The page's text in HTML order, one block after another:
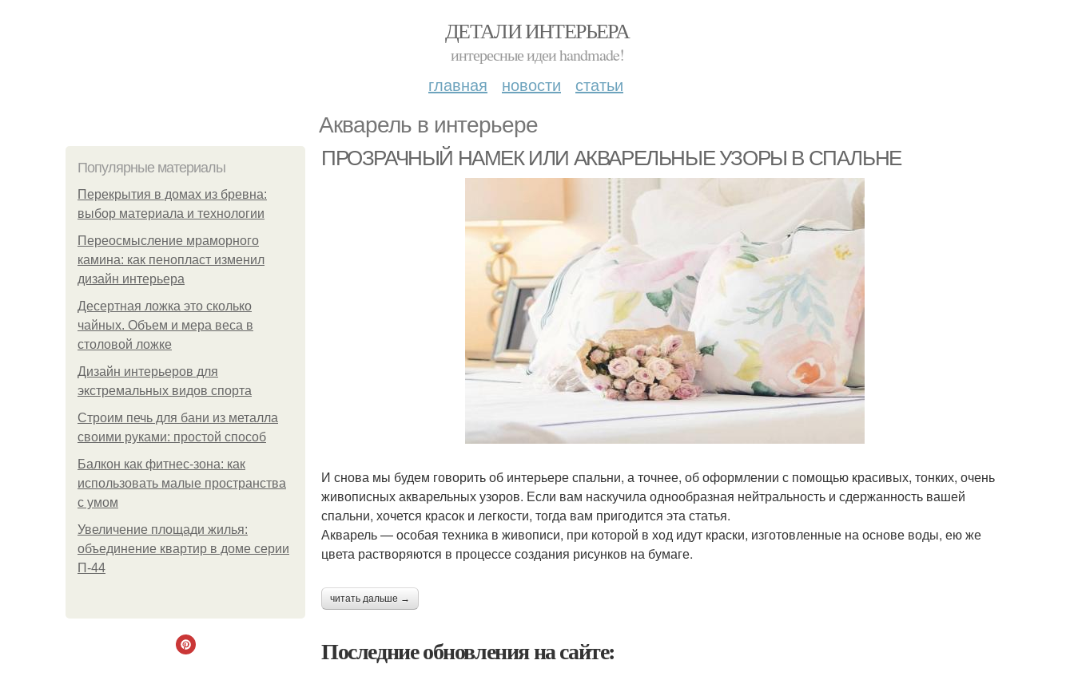
ДЕТАЛИ ИНТЕРЬЕРА
интересные идеи handmade!
главная новости статьи
Акварель в интерьере
Популярные материалы
Перекрытия в домах из бревна:
выбор материала и технологии
Переосмысление мраморного
камина: как пенопласт изменил
дизайн интерьера
Десертная ложка это сколько
чайных. Объем и мера веса в
столовой ложке
Дизайн интерьеров для
экстремальных видов спорта
Строим печь для бани из металла
своими руками: простой способ
Балкон как фитнес-зона: как
использовать малые пространства
с умом
Увеличение площади жилья:
объединение квартир в доме серии
П-44
ПРОЗРАЧНЫЙ НАМЕК ИЛИ АКВАРЕЛЬНЫЕ УЗОРЫ В СПАЛЬНЕ
И снова мы будем говорить об интерьере спальни, а точнее, об оформлении с помощью красивых, тонких, очень
живописных акварельных узоров. Если вам наскучила однообразная нейтральность и сдержанность вашей
спальни, хочется красок и легкости, тогда вам пригодится эта статья.
Акварель — особая техника в живописи, при которой в ход идут краски, изготовленные на основе воды, ею же
цвета растворяются в процессе создания рисунков на бумаге.
читать дальше →
Последние обновления на сайте: